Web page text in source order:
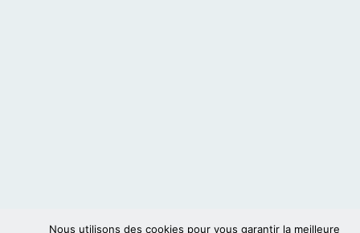
Nous utilisons des cookies pour vous garantir la meilleure